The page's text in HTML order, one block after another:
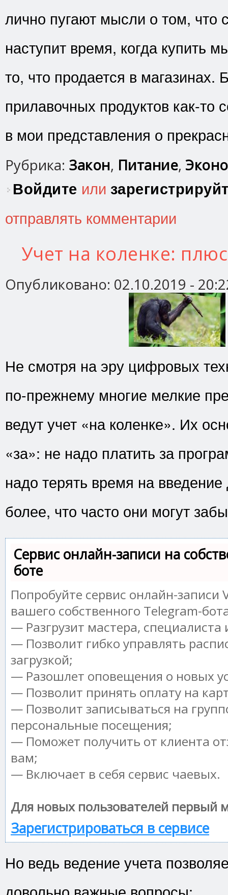
лично пугают мысли о том, что
наступит время, когда купить
то, что продается в магазинах.
прилавочных продуктов как-то
в мои представления о
Рубрика: Закон, Питание,
Войдите или
отправлять комментарии
Учет на коленке:
Опубликовано: 02.10.2019 -
Не смотря на эру цифровых
по-прежнему многие мелкие
ведут учет «на коленке». Их
«за»: не надо платить за
надо терять время на
более, что часто они могут
Сервис онлайн-записи на
боте
Попробуйте сервис онлайн-записи
вашего собственного Telegram-
— Разгрузит мастера,
— Позволит гибко управлять
загрузкой;
— Разошлет оповещения о новых
— Позволит принять оплату на
— Позволит записываться на
персональные посещения;
— Поможет получить от клиента
вам;
— Включает в себя сервис чаевых.
Для новых пользователей первый
Зарегистрироваться в сервисе
Но ведь ведение учета